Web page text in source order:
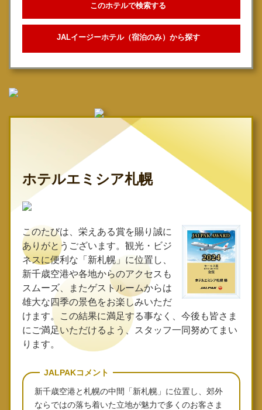
このホテルで検索する
JALイージーホテル（宿泊のみ）から探す
ホテルエミシア札幌
このたびは、栄えある賞を賜り誠に
ありがとうございます。観光・ビジ
ネスに便利な「新札幌」に位置し、
新千歳空港や各地からのアクセスも
スムーズ、またゲストルームからは
雄大な四季の景色をお楽しみいただ
けます。この結果に満足する事なく、今後も皆さま
にご満足いただけるよう、スタッフ一同努めてまい
ります。
JALPAKコメント
新千歳空港と札幌の中間「新札幌」に位置し、郊外
ならではの落ち着いた立地が魅力で多くのお客さま